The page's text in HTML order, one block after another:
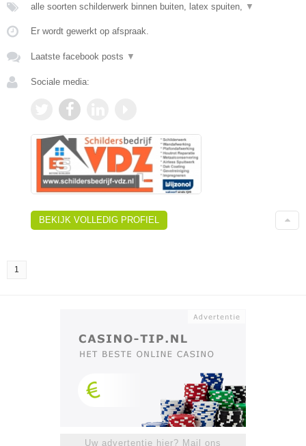
alle soorten schilderwerk binnen buiten, latex spuiten, ▼
Er wordt gewerkt op afspraak.
Laatste facebook posts ▼
Sociale media:
BEKIJK VOLLEDIG PROFIEL
1
Uw advertentie hier? Mail ons